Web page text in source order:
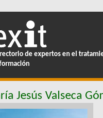
de expertos en el
Jesús Valseca